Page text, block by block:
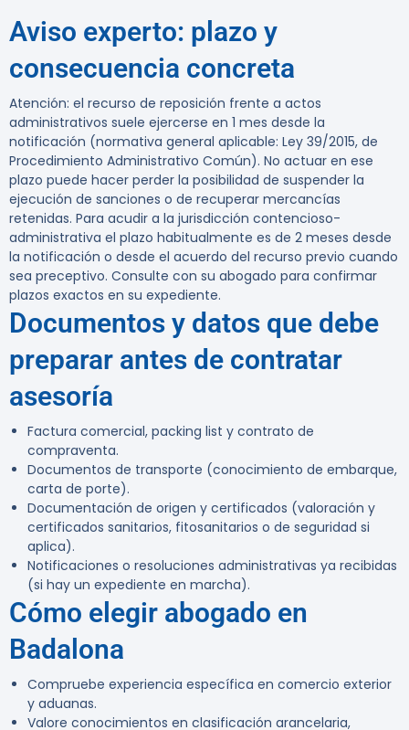
Aviso experto: plazo y
consecuencia concreta
Atención: el recurso de reposición frente a actos
administrativos suele ejercerse en 1 mes desde la
notificación (normativa general aplicable: Ley 39/2015, de
Procedimiento Administrativo Común). No actuar en ese
plazo puede hacer perder la posibilidad de suspender la
ejecución de sanciones o de recuperar mercancías
retenidas. Para acudir a la jurisdicción contencioso-
administrativa el plazo habitualmente es de 2 meses desde
la notificación o desde el acuerdo del recurso previo cuando
sea preceptivo. Consulte con su abogado para confirmar
plazos exactos en su expediente.
Documentos y datos que debe
preparar antes de contratar
asesoría
Factura comercial, packing list y contrato de
compraventa.
Documentos de transporte (conocimiento de embarque,
carta de porte).
Documentación de origen y certificados (valoración y
certificados sanitarios, fitosanitarios o de seguridad si
aplica).
Notificaciones o resoluciones administrativas ya recibidas
(si hay un expediente en marcha).
Cómo elegir abogado en
Badalona
Compruebe experiencia específica en comercio exterior
y aduanas.
Valore conocimientos en clasificación arancelaria,